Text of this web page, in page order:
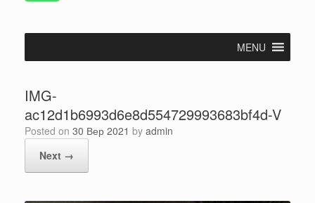
MENU
IMG-
ac12d1b6993d6e8d554729993683bf4d-V
Posted on 30 Вер 2021 by admin
Next →